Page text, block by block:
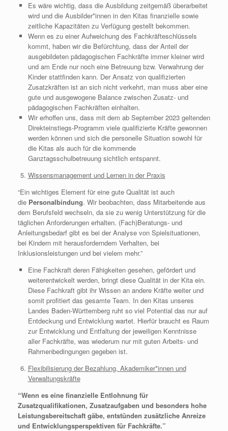
Es wäre wichtig, dass die Ausbildung zeitgemäß überarbeitet
wird und die Ausbilder*innen in den Kitas finanzielle sowie
zeitliche Kapazitäten zu Verfügung gestellt bekommen.
Wenn es zu einer Aufweichung des Fachkräfteschlüssels
kommt, haben wir die Befürchtung, dass der Anteil der
ausgebildeten pädagogischen Fachkräfte immer kleiner wird
und am Ende nur noch eine Betreuung bzw. Verwahrung der
Kinder stattfinden kann. Der Ansatz von qualifizierten
Zusatzkräften ist an sich nicht verkehrt, man muss aber eine
gute und ausgewogene Balance zwischen Zusatz- und
pädagogischen Fachkräften einhalten.
Wir erhoffen uns, dass mit dem ab September 2023 geltenden
Direkteinstiegs-Programm viele qualifizierte Kräfte gewonnen
werden können und sich die personelle Situation sowohl für
die Kitas als auch für die kommende
Ganztagsschulbetreuung sichtlich entspannt.
Wissensmanagement und Lernen in der Praxis
“Ein wichtiges Element für eine gute Qualität ist auch
die Personalbindung. Wir beobachten, dass Mitarbeitende aus
dem Berufsfeld wechseln, da sie zu wenig Unterstützung für die
täglichen Anforderungen erhalten. (Fach)Beratungs- und
Anleitungsbedarf gibt es bei der Analyse von Spielsituationen,
bei Kindern mit herausforderndem Verhalten, bei
Inklusionsleistungen und bei vielem mehr.”
Eine Fachkraft deren Fähigkeiten gesehen, gefördert und
weiterentwickelt werden, bringt diese Qualität in der Kita ein.
Diese Fachkraft gibt ihr Wissen an andere Kräfte weiter und
somit profitiert das gesamte Team. In den Kitas unseres
Landes Baden-Württemberg ruht so viel Potential das nur auf
Entdeckung und Entwicklung wartet. Hierfür braucht es Raum
zur Entwicklung und Entfaltung der jeweiligen Kenntnisse
aller Fachkräfte, was wiederum nur mit guten Arbeits- und
Rahmenbedingungen gegeben ist.
Flexibilisierung der Bezahlung, Akademiker*innen und
Verwaltungskräfte
“Wenn es eine finanzielle Entlohnung für
Zusatzqualifikationen, Zusatzaufgaben und besonders hohe
Leistungsbereitschaft gäbe, entstünden zusätzliche Anreize
und Entwicklungsperspektiven für Fachkräfte.”